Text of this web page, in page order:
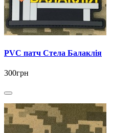
PVC патч Стела Балаклія
300грн